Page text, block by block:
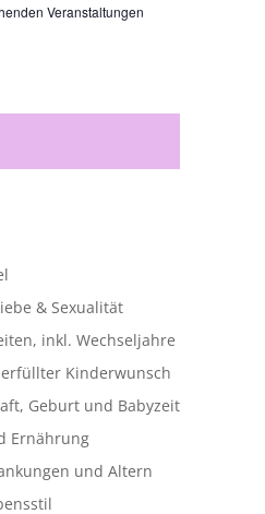
Veranstaltungen
& Sexualität
inkl. Wechseljahre
Kinderwunsch
Geburt und Babyzeit
Ernährung
und Altern